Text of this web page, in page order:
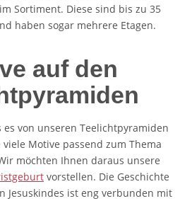
Sortiment. Diese sind bis zu 35
haben sogar mehrere Etagen.
auf den
es von unseren Teelichtpyramiden
Motive passend zum Thema
möchten Ihnen daraus unsere
vorstellen. Die Geschichte
Jesuskindes ist eng verbunden mit